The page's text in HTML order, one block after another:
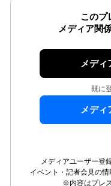
このプ
メディア関
メディ
既に
メディ
メディアユーザー登
イベント・記者会見の情
※内容はプレ